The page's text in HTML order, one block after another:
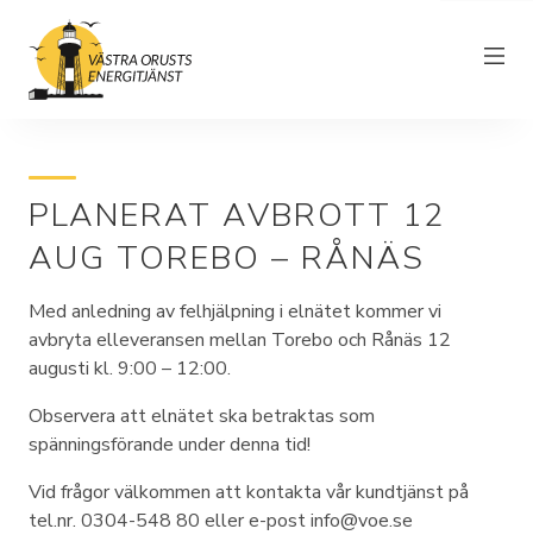
Om föreningen
Elnät
Driftinformation
Kundtjänst
Elhandel
PLANERAT AVBROTT 12
AUG TOREBO – RÅNÄS
Med anledning av felhjälpning i elnätet kommer vi
avbryta elleveransen mellan Torebo och Rånäs 12
augusti kl. 9:00 – 12:00.
Observera att elnätet ska betraktas som
spänningsförande under denna tid!
Vid frågor välkommen att kontakta vår kundtjänst på
tel.nr. 0304-548 80 eller e-post info@voe.se